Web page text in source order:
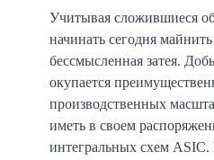
Учитывая сложившиеся
начинать сегодня
бессмысленная затея.
окупается
производственных
иметь в своем
интегральных схем